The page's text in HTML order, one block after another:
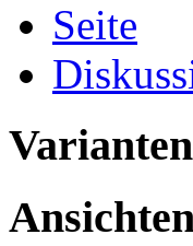
Seite
Varianten